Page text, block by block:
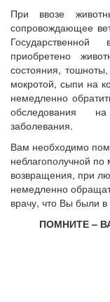
При ввозе
сопровождающее
приобретено
состояния,
мокротой, сыпи на
немедленно
обследования
заболевания.
Вам необходимо
неблагополучной
возвращения, при
немедленно
врачу, что Вы были в
ПОМНИТЕ –